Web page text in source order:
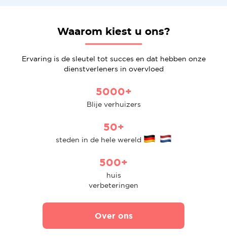
Waarom kiest u ons?
Ervaring is de sleutel tot succes en dat hebben onze
dienstverleners in overvloed
5000+
Blije verhuizers
50+
steden in de hele wereld
500+
huis
verbeteringen
Over ons